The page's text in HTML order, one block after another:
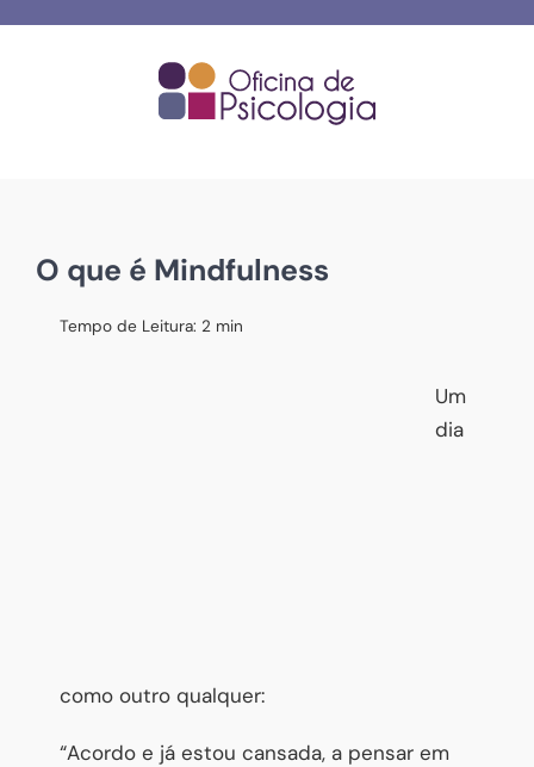
O que é Mindfulness
Tempo de Leitura: 2 min
Um
dia
como outro qualquer:
“Acordo e já estou cansada, a pensar em